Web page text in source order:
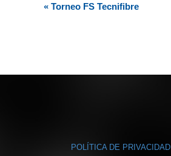
« Torneo FS Tecnifibre
POLÍTICA DE PRIVACIDAD